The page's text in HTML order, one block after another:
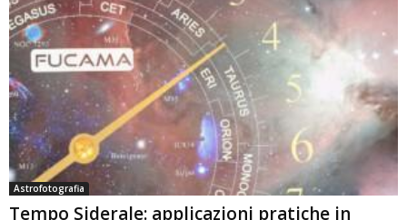
Astrofotografia
Tempo Siderale: applicazioni pratiche in